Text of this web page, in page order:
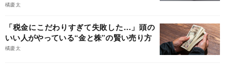
橘慶太
「税金にこだわりすぎて失敗した…」頭の
いい人がやっている“金と株”の賢い売り方
橘慶太